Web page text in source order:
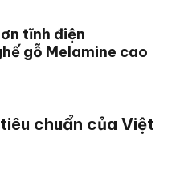
tĩnh điện
gỗ Melamine cao
chuẩn của Việt